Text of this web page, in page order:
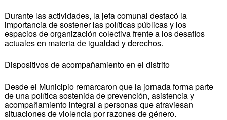
Durante las actividades, la jefa comunal destacó la
importancia de sostener las políticas públicas y los
espacios de organización colectiva frente a los desafíos
actuales en materia de igualdad y derechos.
Dispositivos de acompañamiento en el distrito
Desde el Municipio remarcaron que la jornada forma parte
de una política sostenida de prevención, asistencia y
acompañamiento integral a personas que atraviesan
situaciones de violencia por razones de género.